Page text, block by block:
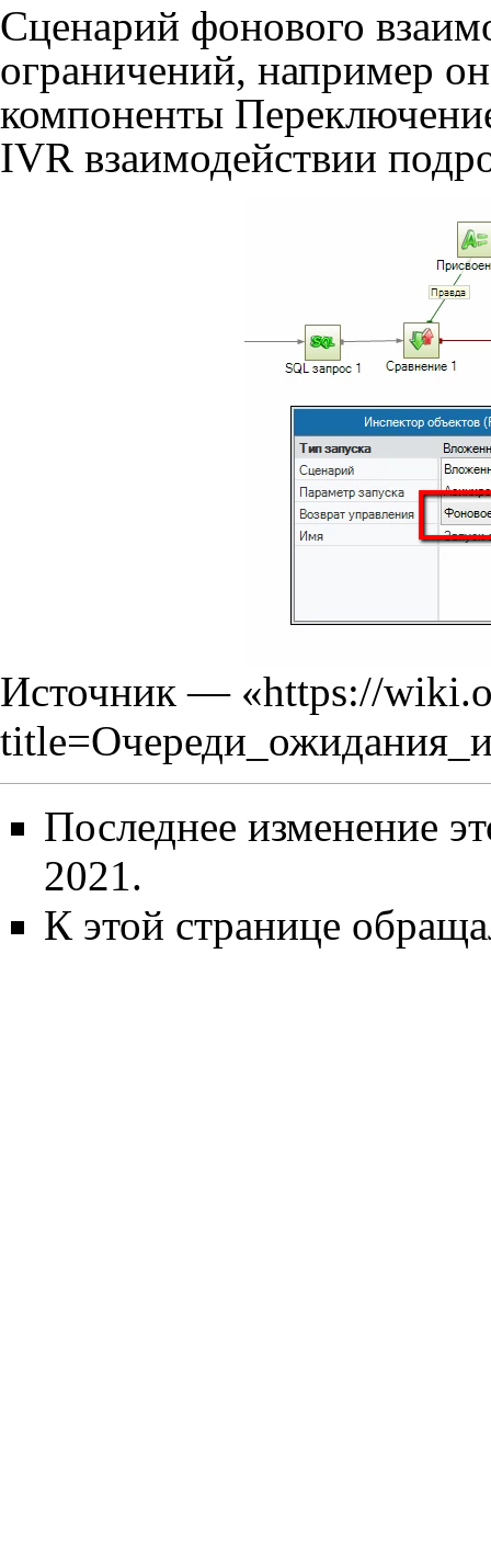
Сценарий фонового
ограничений, например
компоненты
IVR взаимодействии
Источник — «https://
Последнее изменение
2021.
К этой странице